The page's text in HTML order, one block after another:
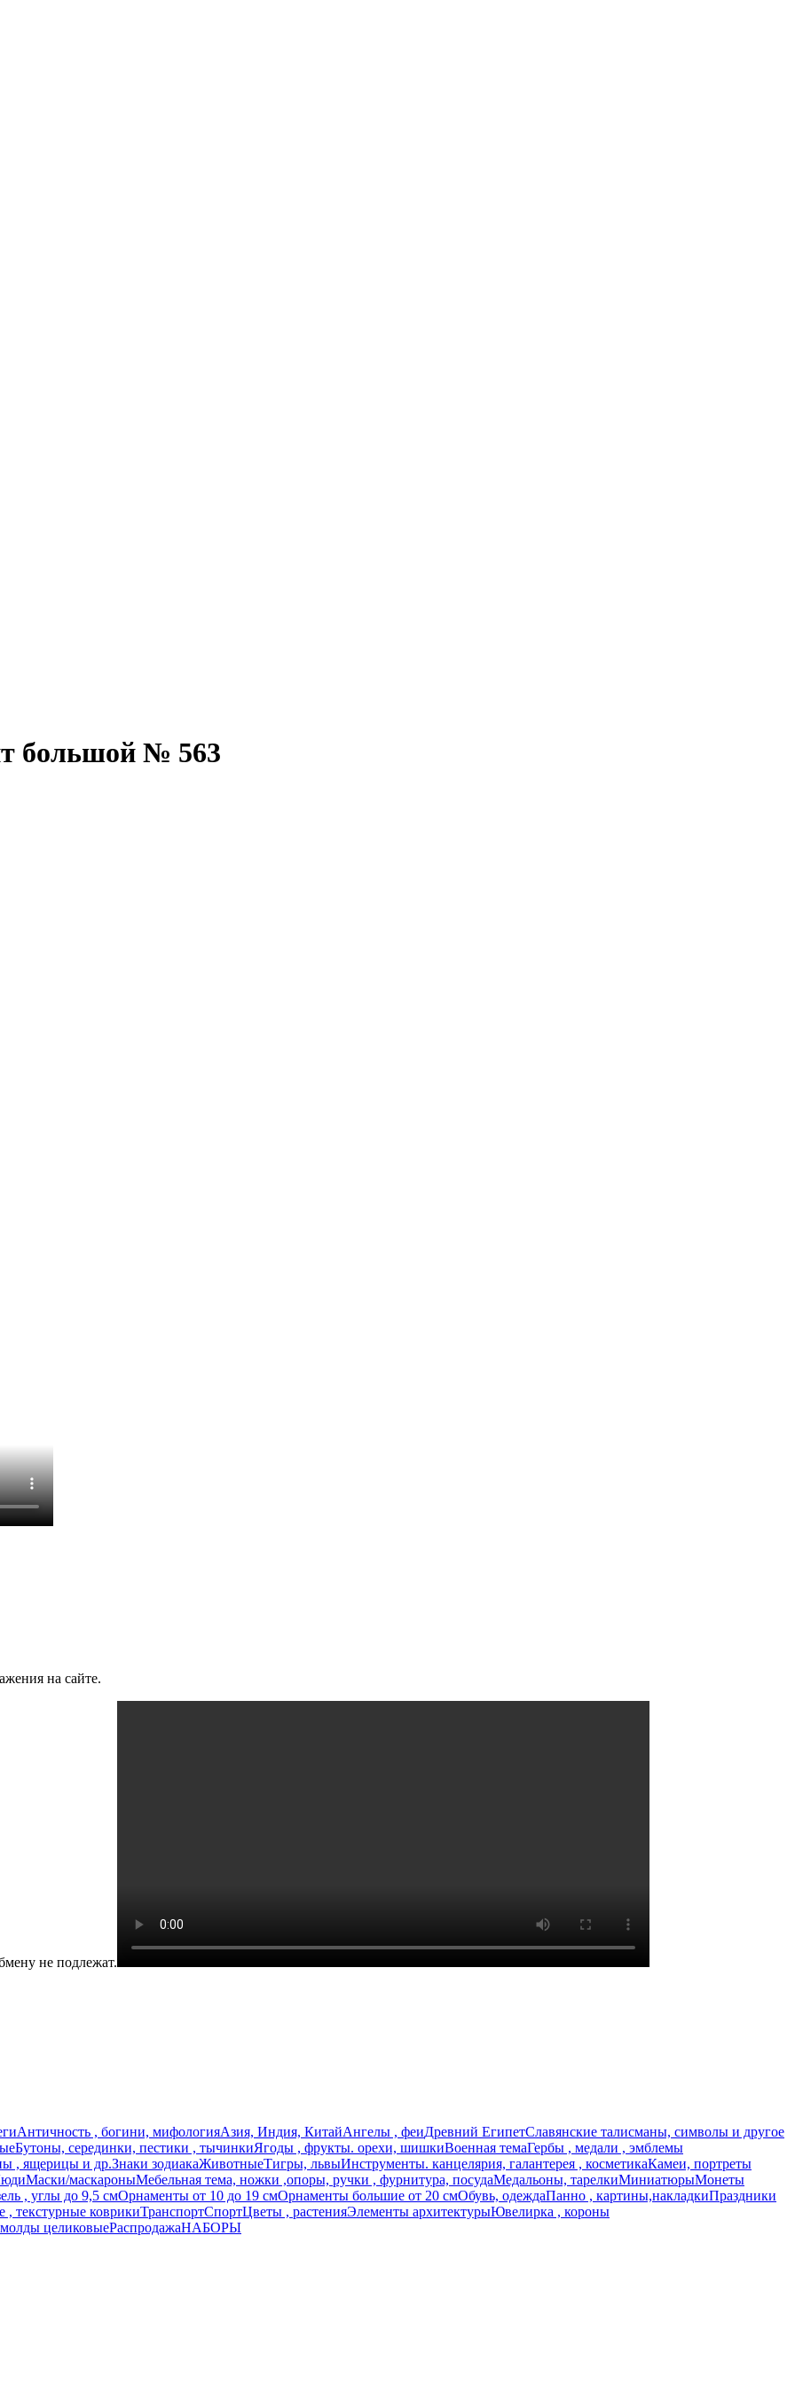
большой № 563
на сайте.
не подлежат.
Античность , богини, мифологияАзия, Индия, КитайАнгелы , феиДревний ЕгипетСлавянские талисманы, символы и другое
Бутоны, серединки, пестики , тычинкиЯгоды , фрукты. орехи, шишкиВоенная темаГербы , медали , эмблемы
, ящерицы и др.Знаки зодиакаЖивотныеТигры, львыИнструменты. канцелярия, галантерея , косметикаКамеи, портреты
Маски/маскароныМебельная тема, ножки ,опоры, ручки , фурнитура, посудаМедальоны, тарелкиМиниатюрыМонеты
, углы до 9,5 смОрнаменты от 10 до 19 смОрнаменты большие от 20 смОбувь, одеждаПанно , картины,накладкиПраздники
, текстурные коврикиТранспортСпортЦветы , растенияЭлементы архитектурыЮвелирка , короны
целиковыеРаспродажаНАБОРЫ